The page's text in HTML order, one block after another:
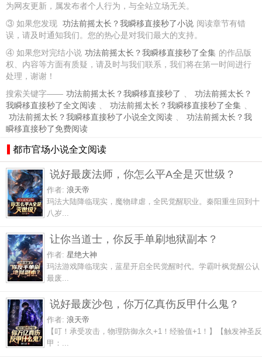
为网友更新，属发布者个人行为，与全站立场无关。
③ 如果您发现 功法前摇太长？我瞬移直接秒了小说 阅读章节有错
误，请及时通知我们。您的热心是对我们最大的支持。
④ 如果您对完结小说 功法前摇太长？我瞬移直接秒了全集 的作品版
权、内容等方面有质疑，请及时与我们联系，我们将在第一时间进行
处理，谢谢！
搜索关键字—— 功法前摇太长？我瞬移直接秒了 、
功法前摇太长？
我瞬移直接秒了全文阅读 、 功法前摇太长？我瞬移直接秒了全集 、
功法前摇太长？我瞬移直接秒了小说全文阅读 、
功法前摇太长？我
瞬移直接秒了免费阅读
都市官场小说全文阅读
说好最废法师，你怎么平A全是灭世级？
作者: 浪天帝
玛法大陆降临现实，魔物肆虐，全民觉醒职业。秦阳重生回到十
八岁...
让你当道士，你反手单刷地狱副本？
作者: 星绝大神
玛法游戏降临现实，蓝星开启全民觉醒时代。学霸叶枫觉醒公认
最废...
说好最废沙包，你万亿真伤反甲什么鬼？
作者: 浪天帝
【叮！承受攻击，物理防御永久+1！经验值+1！】【触发神圣反
甲：...